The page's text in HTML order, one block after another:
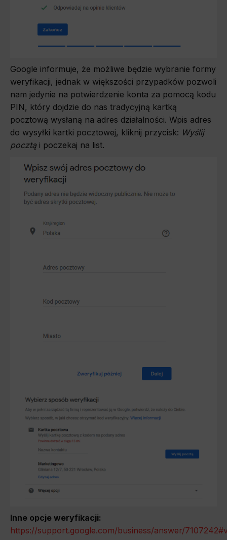
Google informuje, że możliwe będzie wybranie formy
weryfikacji, jednak w większości przypadków pozwoli
nam jedynie na potwierdzenie konta za pomocą kodu
PIN, który dojdzie do nas tradycyjną kartką
pocztową wysłaną na adres działalności. Wpis adres
do wysyłki kartki pocztowej, kliknij przycisk: Wyślij
pocztą i poczekaj na list.
Inne opcje weryfikacji:
https://support.google.com/business/answer/